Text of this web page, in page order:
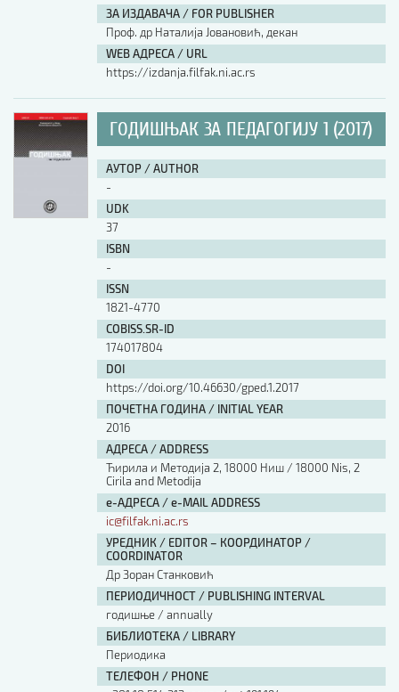
АУТОР / AUTHOR
ISBN
ЗА ИЗДАВАЧА / FOR PUBLISHER
Проф. др Наталија Јовановић, декан
WEB АДРЕСА / URL
https://izdanja.filfak.ni.ac.rs
ГОДИШЊАК ЗА ПЕДАГОГИЈУ 1 (2017)
АУТОР / AUTHOR
-
UDK
37
ISBN
-
ISSN
1821-4770
COBISS.SR-ID
174017804
DOI
https://doi.org/10.46630/gped.1.2017
ПОЧЕТНА ГОДИНА / INITIAL YEAR
2016
АДРЕСА / ADDRESS
Ћирила и Методија 2, 18000 Ниш / 18000 Nis, 2
Cirila and Metodija
е-АДРЕСА / e-MAIL ADDRESS
ic@filfak.ni.ac.rs
УРЕДНИК / EDITOR – КООРДИНАТОР /
COORDINATOR
Др Зоран Станковић
ПЕРИОДИЧНОСТ / PUBLISHING INTERVAL
годишње / annually
БИБЛИОТЕКА / LIBRARY
Периодика
ТЕЛЕФОН / PHONE